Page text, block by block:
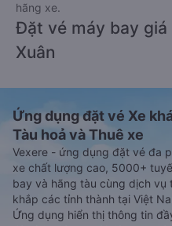
hãng xe.
Đặt vé máy bay
Xuân
Ứng dụng đặt vé Xe
Tàu hoả và Thuê xe
Vexere - ứng dụng đặt vé đa
xe chất lượng cao, 5000+
bay và hãng tàu cùng dịch vụ
khắp các tỉnh thành tại Việt
Ứng dụng hiển thị thông tin